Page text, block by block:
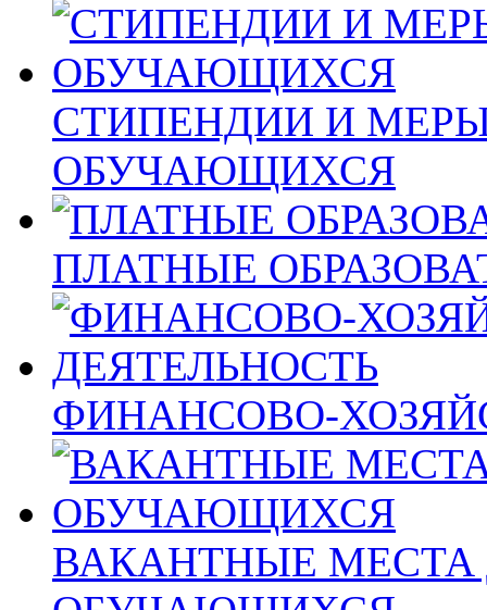
СТИПЕНДИИ И
ОБУЧАЮЩИХСЯ
ПЛАТНЫЕ
ФИНАНСОВО-
ВАКАНТНЫЕ МЕСТА